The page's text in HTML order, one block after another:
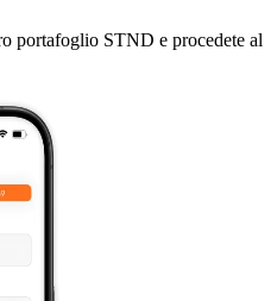
portafoglio STND e procedete al